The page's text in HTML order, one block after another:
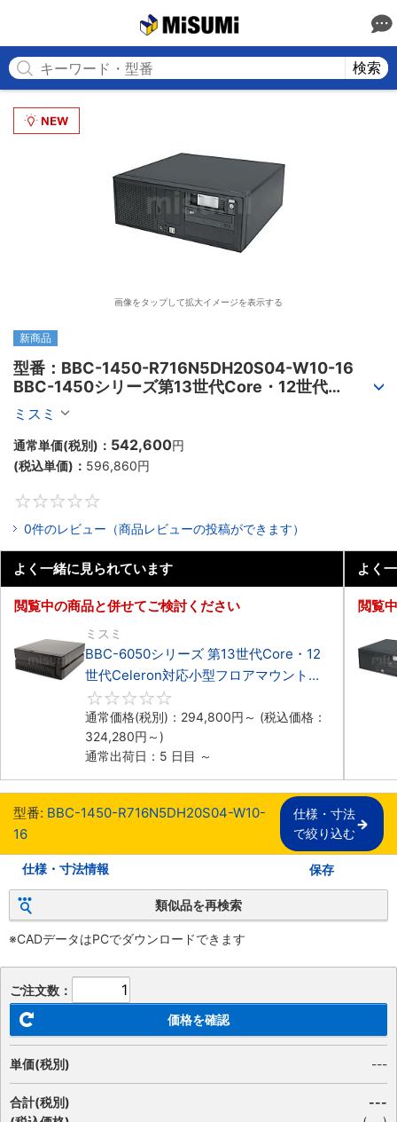
検索
画像をタップして拡大イメージを表示する
新商品
型番：BBC-1450-R716N5DH20S04-W10-16
BBC-1450シリーズ第13世代Core・12世代
Celeron対応小型フロアマウント4PCIe
ミスミ
通常単価(税別)： 542,600円
(税込単価)： 596,860円
0件のレビュー（商品レビューの投稿ができます）
よく一緒に見られています
閲覧中の商品と併せてご検討ください
ミスミ
BBC-6050シリーズ 第13世代Core・12
世代Celeron対応小型フロアマウント
3PCIe
通常価格(税別)： 294,800円 ～ (税込価格：
324,280円 ～)
通常出荷日：5 日目 ～
よく
閲覧
型番: BBC-1450-R716N5DH20S04-W10-
16
仕様・寸法
で絞り込む
仕様・寸法情報 保存
類似品を再検索
※CADデータはPCでダウンロードできます
ご注文数：
価格を確認
単価(税別) ---
合計(税別)
---